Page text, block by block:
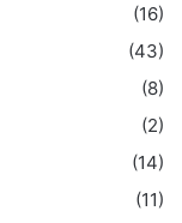
(16)
(43)
(8)
(2)
(14)
(11)